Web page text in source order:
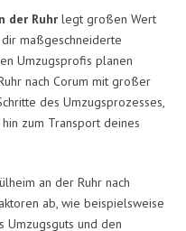
der Ruhr legt großen Wert
maßgeschneiderte
Umzugsprofis planen
nach Corum mit großer
des Umzugsprozesses,
zum Transport deines
an der Ruhr nach
ab, wie beispielsweise
Umzugsguts und den